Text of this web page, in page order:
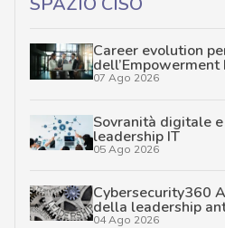
Career evolution
07 Ago 2026
Sovranità digitale
leadership IT
05 Ago 2026
Cybersecurity360
della leadership
04 Ago 2026